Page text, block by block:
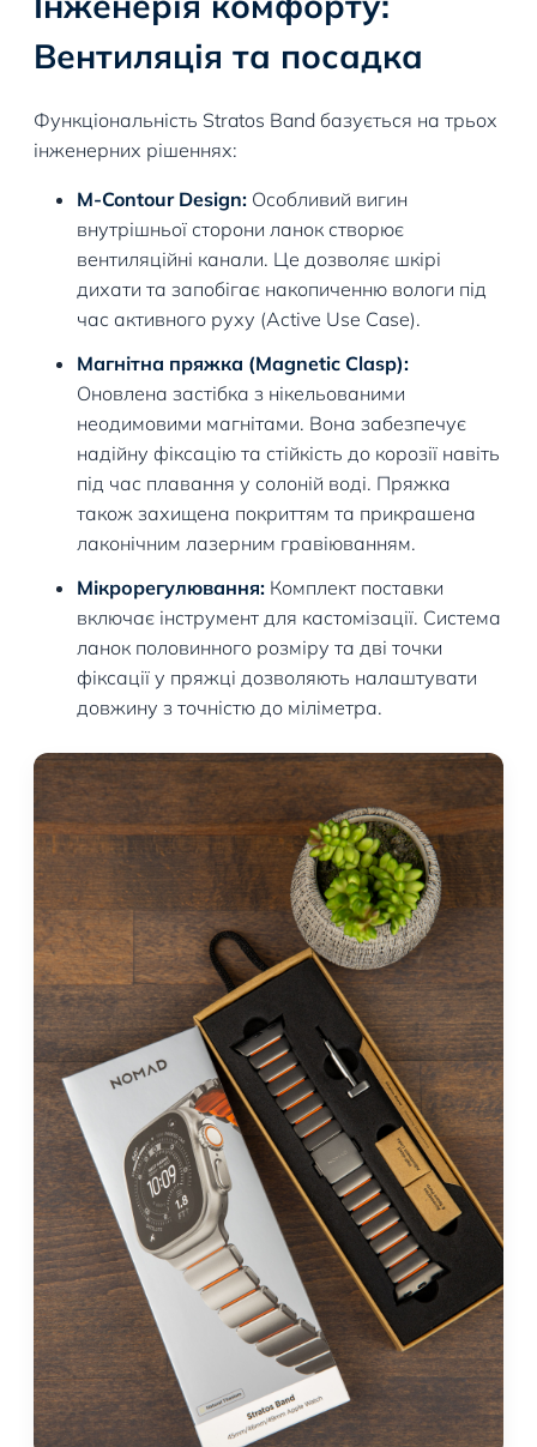
Вентиляція та посадка
Функціональність Stratos Band базується на трьох
інженерних рішеннях:
M-Contour Design: Особливий вигин
внутрішньої сторони ланок створює
вентиляційні канали. Це дозволяє шкірі
дихати та запобігає накопиченню вологи під
час активного руху (Active Use Case).
Магнітна пряжка (Magnetic Clasp):
Оновлена застібка з нікельованими
неодимовими магнітами. Вона забезпечує
надійну фіксацію та стійкість до корозії навіть
під час плавання у солоній воді. Пряжка
також захищена покриттям та прикрашена
лаконічним лазерним гравіюванням.
Мікрорегулювання: Комплект поставки
включає інструмент для кастомізації. Система
ланок половинного розміру та дві точки
фіксації у пряжці дозволяють налаштувати
довжину з точністю до міліметра.